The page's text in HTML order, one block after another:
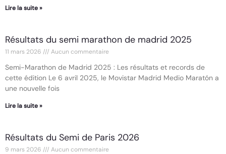
Lire la suite »
Résultats du semi marathon de madrid 2025
11 mars 2026 Aucun commentaire
Semi-Marathon de Madrid 2025 : Les résultats et records de
cette édition Le 6 avril 2025, le Movistar Madrid Medio Maratón a
une nouvelle fois
Lire la suite »
Résultats du Semi de Paris 2026
9 mars 2026 Aucun commentaire